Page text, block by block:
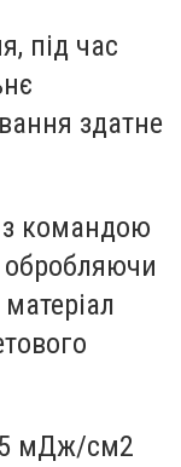
під час
здатне
з командою
обробляючи
5 мДж/см2